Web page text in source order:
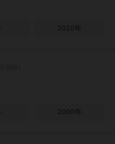
2010年
2000年